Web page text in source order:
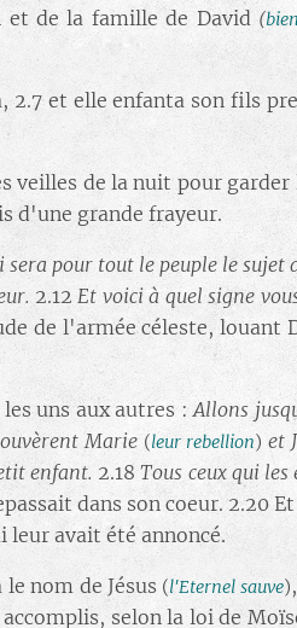
de la famille de David (
2.7 et elle enfanta son fils
veilles de la nuit pour
d'une grande frayeur.
pour tout le peuple le sujet
2.12Et voici à quel signe
de l'armée céleste, louant
les uns aux autres :Allons
Marie (leur rebellion) et
enfant. 2.18Tous ceux qui
dans son coeur. 2.20
avait été annoncé.
nom de Jésus (l'Eternel sauve)
selon la loi de